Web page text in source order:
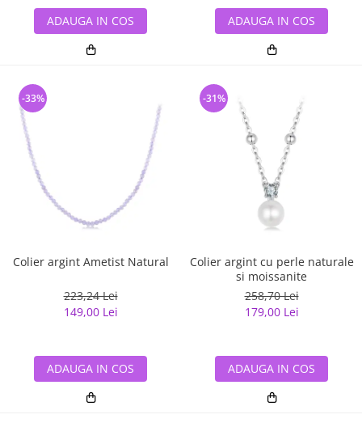
ADAUGA IN COS ADAUGA IN COS
Colier argint Ametist Natural
223,24 Lei
149,00 Lei
-33%
ADAUGA IN COS
Colier argint cu perle naturale
si moissanite
258,70 Lei
179,00 Lei
-31%
ADAUGA IN COS